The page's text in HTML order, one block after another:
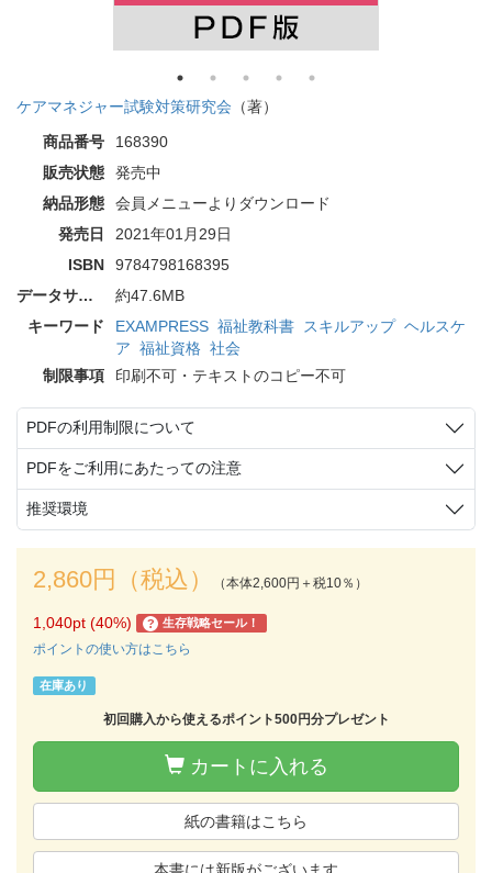
ケアマネジャー試験対策研究会 （著）
商品番号
168390
販売状態
発売中
納品形態
会員メニューよりダウンロード
発売日
2021年01月29日
ISBN
9784798168395
データサイズ
約47.6MB
キーワード
EXAMPRESS 福祉教科書 スキルアップ ヘルスケ
ア 福祉資格 社会
制限事項
印刷不可・テキストのコピー不可
PDFの利用制限について
PDFをご利用にあたっての注意
推奨環境
2,860円（税込） （本体2,600円＋税10％）
1,040pt (40%) ? 生存戦略セール！
ポイントの使い方はこちら
在庫あり
初回購入から使えるポイント500円分プレゼント
カートに入れる
紙の書籍はこちら
本書には新版がございます